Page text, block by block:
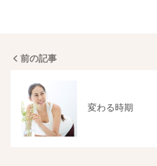
前の記事
変わる時期